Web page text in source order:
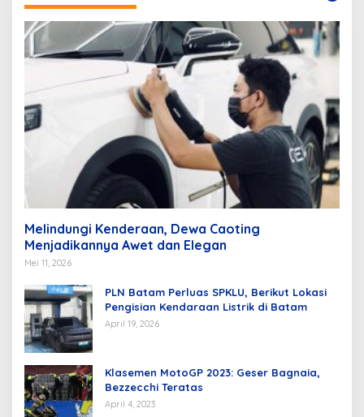
Melindungi Kenderaan, Dewa Caoting
Menjadikannya Awet dan Elegan
Mei 11, 2026
PLN Batam Perluas SPKLU, Berikut Lokasi
Pengisian Kendaraan Listrik di Batam
April 19, 2026
Klasemen MotoGP 2023: Geser Bagnaia,
Bezzecchi Teratas
April 4, 2023